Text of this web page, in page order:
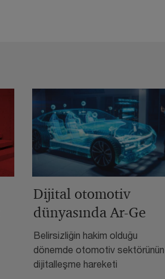
Dijital otomotiv
dünyasında Ar-Ge
Belirsizliğin hakim olduğu
dönemde otomotiv sektörünün
dijitalleşme hareketi